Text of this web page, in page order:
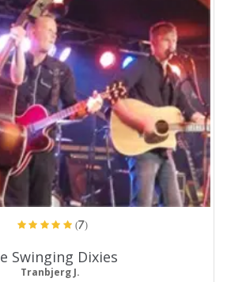
(7)
Swinging Dixies
Tranbjerg J.